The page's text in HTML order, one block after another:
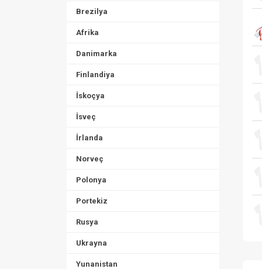
Brezilya
Afrika
Danimarka
Finlandiya
İskoçya
İsveç
İrlanda
Norveç
Polonya
Portekiz
Rusya
Ukrayna
Yunanistan